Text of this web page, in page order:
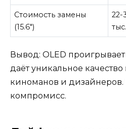
Стоимость замены
(15.6″)
22-
Вывод: OLED
даёт уникальное
киноманов и дизайнеров.
компромисс.